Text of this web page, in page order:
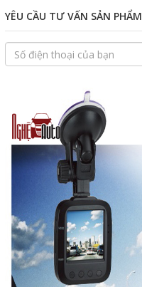
YÊU CẦU TƯ VẤN SẢN PHẨM